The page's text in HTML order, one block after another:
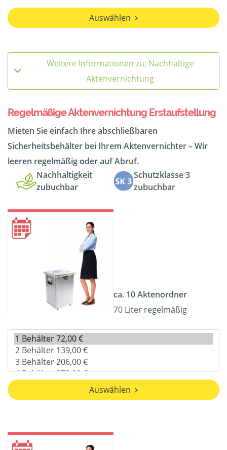
Auswählen
Weitere Informationen zu: Nachhaltige
Aktenvernichtung
Regelmäßige Aktenvernichtung Erstaufstellung
Mieten Sie einfach Ihre abschließbaren
Sicherheitsbehälter bei Ihrem Aktenvernichter – Wir
leeren regelmäßig oder auf Abruf.
Nachhaltigkeit
zubuchbar
Schutzklasse 3
zubuchbar
ca. 10 Aktenordner
70 Liter regelmäßig
Auswählen